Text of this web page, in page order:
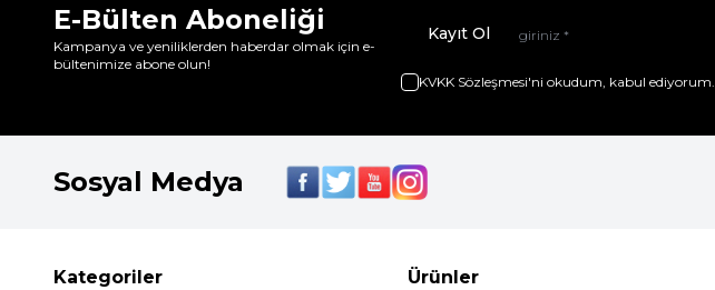
E-Bülten Aboneliği
Kampanya ve yeniliklerden haberdar olmak için e-
bültenimize abone olun!
Kayıt Ol
KVKK Sözleşmesi'ni okudum, kabul ediyorum.
Sosyal Medya
Kategoriler Ürünler